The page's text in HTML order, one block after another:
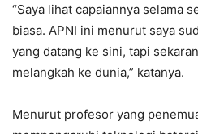
“Saya lihat capaiannya selama
biasa. APNI ini menurut saya
yang datang ke sini, tapi
melangkah ke dunia,” katanya.
Menurut profesor yang